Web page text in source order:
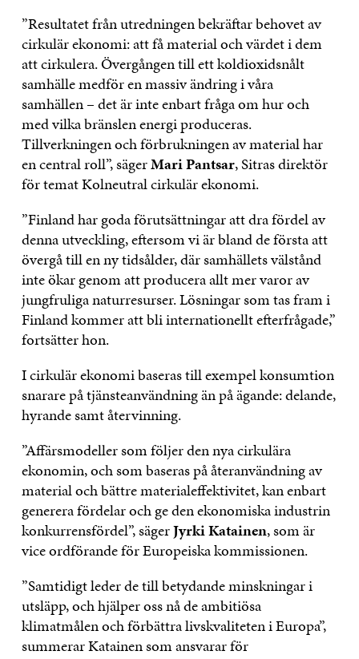
”Resultatet från utredningen bekräftar behovet av
cirkulär ekonomi: att få material och värdet i dem
att cirkulera. Övergången till ett koldioxidsnålt
samhälle medför en massiv ändring i våra
samhällen – det är inte enbart fråga om hur och
med vilka bränslen energi produceras.
Tillverkningen och förbrukningen av material har
en central roll”, sägerMari Pantsar, Sitras direktör
för temat Kolneutral cirkulär ekonomi.
”Finland har goda förutsättningar att dra fördel av
denna utveckling, eftersom vi är bland de första att
övergå till en ny tidsålder, där samhällets välstånd
inte ökar genom att producera allt mer varor av
jungfruliga naturresurser. Lösningar som tas fram i
Finland kommer att bli internationellt efterfrågade,”
fortsätter hon.
I cirkulär ekonomi baseras till exempel konsumtion
snarare på tjänsteanvändning än på ägande: delande,
hyrande samt återvinning.
”Affärsmodeller som följer den nya cirkulära
ekonomin, och som baseras på återanvändning av
material och bättre materialeffektivitet, kan enbart
generera fördelar och ge den ekonomiska industrin
konkurrensfördel”, sägerJyrki Katainen, som är
vice ordförande för Europeiska kommissionen.
”Samtidigt leder de till betydande minskningar i
utsläpp, och hjälper oss nå de ambitiösa
klimatmålen och förbättra livskvaliteten i Europa”,
summerar Katainen som ansvarar för